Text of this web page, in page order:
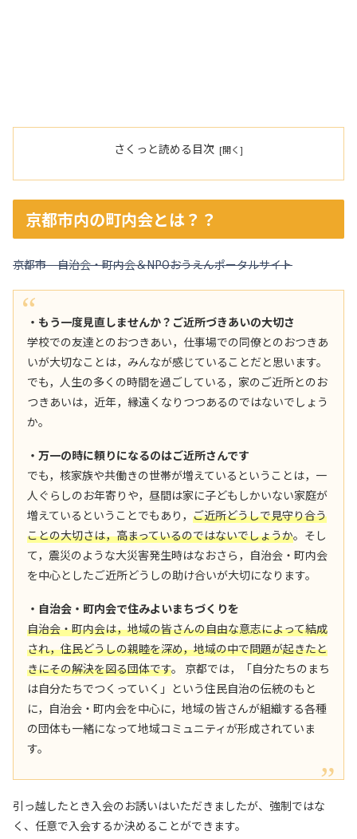
さくっと読める目次
京都市内の町内会とは？？
京都市 自治会・町内会＆NPOおうえんポータルサイト
・もう一度見直しませんか？ご近所づきあいの大切さ
学校での友達とのおつきあい，仕事場での同僚とのおつきあ
いが大切なことは，みんなが感じていることだと思います。
でも，人生の多くの時間を過ごしている，家のご近所とのお
つきあいは，近年，縁遠くなりつつあるのではないでしょう
か。
・万一の時に頼りになるのはご近所さんです
でも，核家族や共働きの世帯が増えているということは，一
人ぐらしのお年寄りや，昼間は家に子どもしかいない家庭が
増えているということでもあり， ご近所どうしで見守り合う
ことの大切さは，高まっているのではないでしょうか。そし
て，震災のような大災害発生時はなおさら，自治会・町内会
を中心としたご近所どうしの助け合いが大切になります。
・自治会・町内会で住みよいまちづくりを
自治会・町内会は，地域の皆さんの自由な意志によって結成
され，住民どうしの親睦を深め，地域の中で問題が起きたと
きにその解決を図る団体です。 京都では，「自分たちのまち
は自分たちでつくっていく」という住民自治の伝統のもと
に，自治会・町内会を中心に，地域の皆さんが組織する各種
の団体も一緒になって地域コミュニティが形成されていま
す。
引っ越したとき入会のお誘いはいただきましたが、強制ではな
く、任意で入会するか決めることができます。